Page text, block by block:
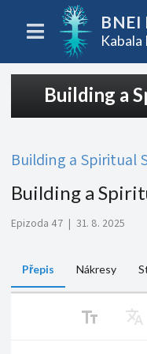
BNEI
Kabala
Building a
Building a Spiritual
Building a
Epizoda 47 | 31. 8. 2025
Přepis Nákresy
text_fields Translate